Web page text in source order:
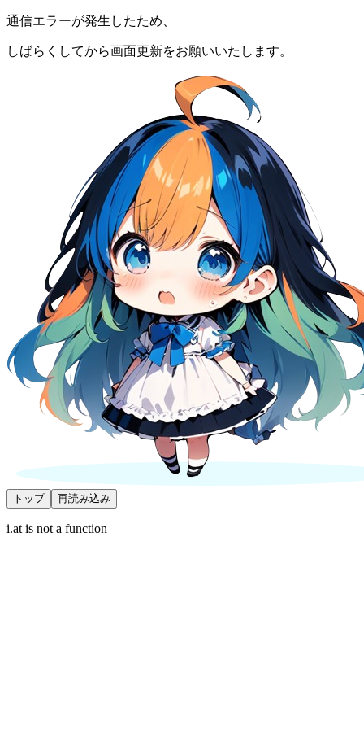
通信エラーが発生したため、
しばらくしてから画面更新をお願いいたします。
トップ 再読み込み
i.at is not a function